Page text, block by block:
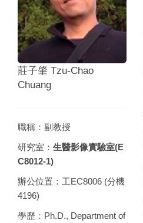
莊子肇 Tzu-Chao
Chuang
職稱：副教授
研究室： 生醫影像實驗室(E
C8012-1)
辦公位置：工EC8006 (分機
4196)
學歷：Ph.D., Department of